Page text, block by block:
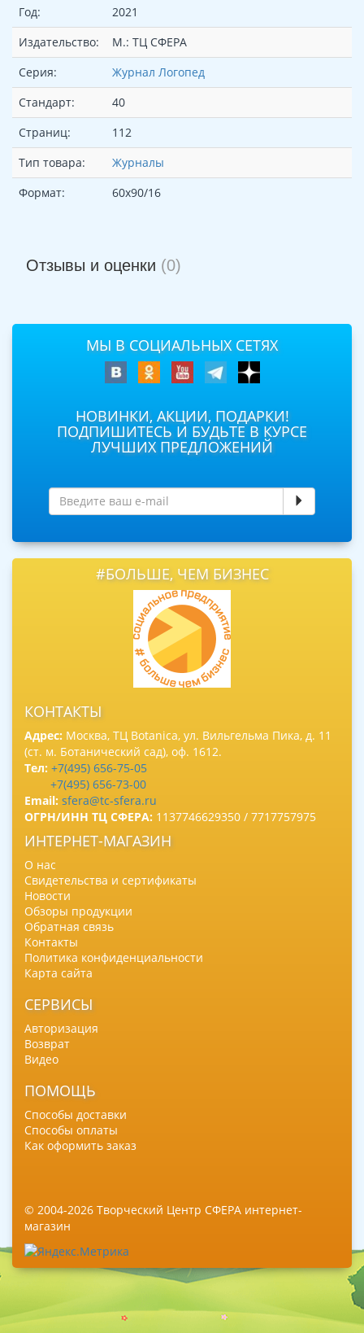
Год:
2021
Издательство:
М.: ТЦ СФЕРА
Серия:
Журнал Логопед
Стандарт:
40
Страниц:
112
Тип товара:
Журналы
Формат:
60х90/16
Отзывы и оценки (0)
МЫ В СОЦИАЛЬНЫХ СЕТЯХ
НОВИНКИ, АКЦИИ, ПОДАРКИ!
ПОДПИШИТЕСЬ И БУДЬТЕ В КУРСЕ
ЛУЧШИХ ПРЕДЛОЖЕНИЙ
#БОЛЬШЕ, ЧЕМ БИЗНЕС
КОНТАКТЫ
Адрес: Москва, ТЦ Botanica, ул. Вильгельма Пика, д. 11
(ст. м. Ботанический сад), оф. 1612.
Тел: +7(495) 656-75-05
+7(495) 656-73-00
Email: sfera@tc-sfera.ru
ОГРН/ИНН ТЦ СФЕРА: 1137746629350 / 7717757975
ИНТЕРНЕТ-МАГАЗИН
О нас
Свидетельства и сертификаты
Новости
Обзоры продукции
Обратная связь
Контакты
Политика конфиденциальности
Карта сайта
СЕРВИСЫ
Авторизация
Возврат
Видео
ПОМОЩЬ
Способы доставки
Способы оплаты
Как оформить заказ
© 2004-2026 Творческий Центр СФЕРА интернет-
магазин